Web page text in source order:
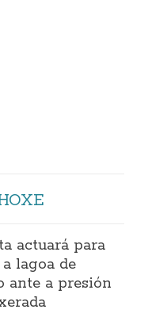
actuará para
lagoa de
ante a presión